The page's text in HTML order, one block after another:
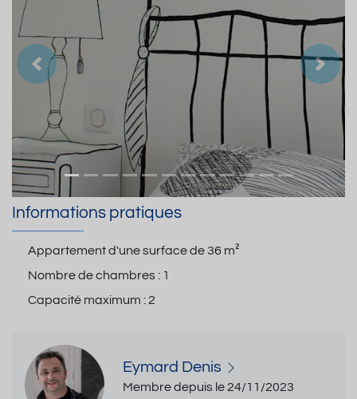
Précedent
Informations pratiques
Appartement d'une surface de36 m²
Nombre de chambres : 1
Capacité maximum :2
Eymard Denis
Membre depuis le 24/11/2023